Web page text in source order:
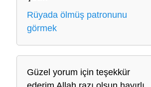
Rüyada ölmüş patronunu
görmek
Güzel yorum için teşekkür